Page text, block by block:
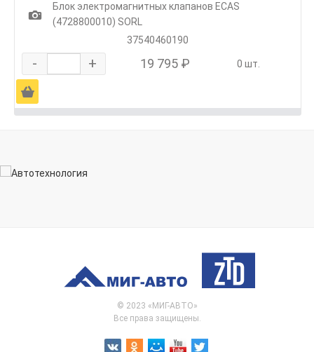
1
Блок электромагнитных клапанов ECAS
(4728800010) SORL
37540460190
- + 19 795 ₽ 0 шт.
Ä
© 2023 «МИГ-АВТО»
Все права защищены.